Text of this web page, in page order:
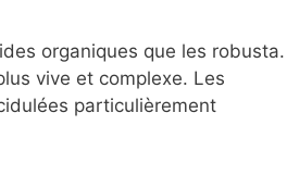
organiques que les robusta.
vive et complexe. Les
particulièrement